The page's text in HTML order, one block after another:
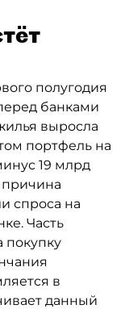
полугодия
банками
выросла
портфель на
19 млрд
причина
спроса на
Часть
покупку
в
данный